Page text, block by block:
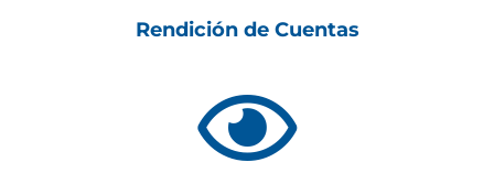
Rendición de Cuentas
